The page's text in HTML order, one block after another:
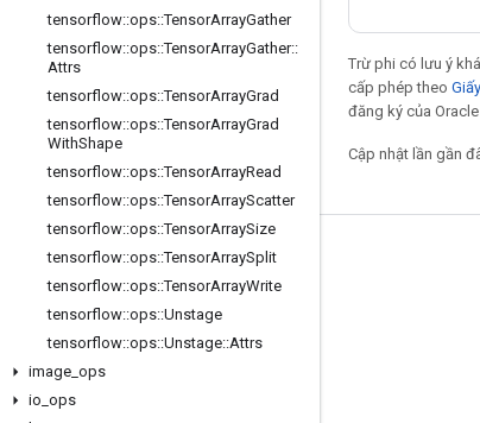
tensorflow::ops::TensorArrayGather
tensorflow::ops::TensorArrayGather::
Attrs
tensorflow::ops::TensorArrayGrad
tensorflow::ops::TensorArrayGrad
WithShape
tensorflow::ops::TensorArrayRead
tensorflow::ops::TensorArrayScatter
tensorflow::ops::TensorArraySize
tensorflow::ops::TensorArraySplit
tensorflow::ops::TensorArrayWrite
tensorflow::ops::Unstage
tensorflow::ops::Unstage::Attrs
image ops
io ops
Trừ phi có lưu ý
cấp phép theo
đăng ký của
Cập nhật lần gần
Giữ liên lạc
Diễn đàn
GitHub
Twitter